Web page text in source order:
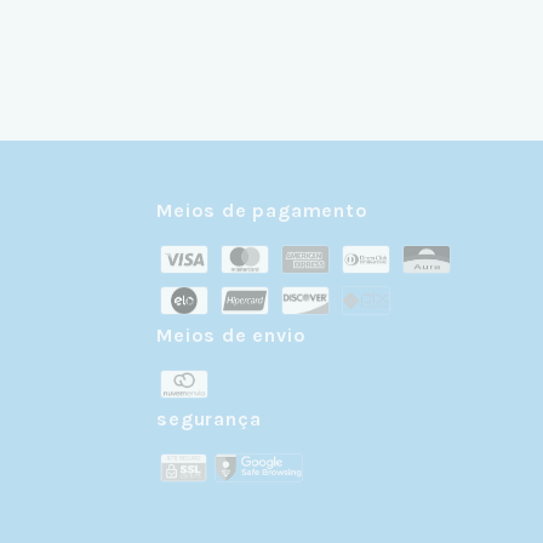
Meios de pagamento
Meios de envio
segurança